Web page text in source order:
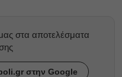
στα αποτελέσματα
στην Google